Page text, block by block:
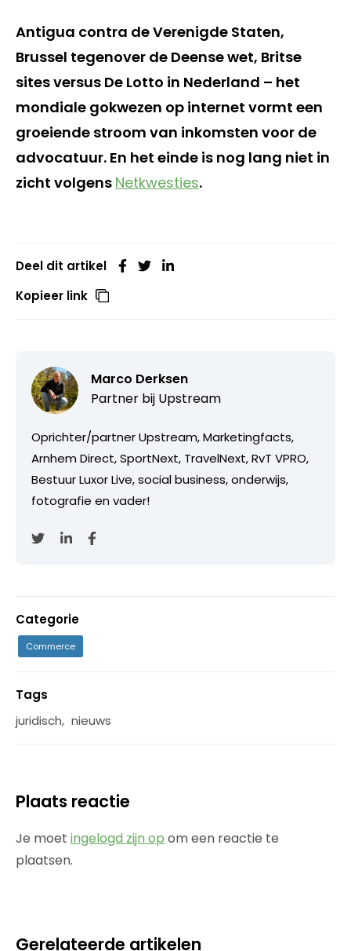
Antigua contra de Verenigde Staten,
Brussel tegenover de Deense wet, Britse
sites versus De Lotto in Nederland – het
mondiale gokwezen op internet vormt een
groeiende stroom van inkomsten voor de
advocatuur. En het einde is nog lang niet in
zicht volgens Netkwesties.
Deel dit artikel
Kopieer link
Marco Derksen
Partner bij Upstream
Oprichter/partner Upstream, Marketingfacts,
Arnhem Direct, SportNext, TravelNext, RvT VPRO,
Bestuur Luxor Live, social business, onderwijs,
fotografie en vader!
Categorie
Commerce
Tags
juridisch, nieuws
Plaats reactie
Je moet ingelogd zijn op om een reactie te
plaatsen.
Gerelateerde artikelen